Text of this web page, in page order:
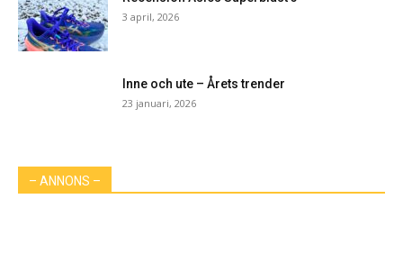
3 april, 2026
Inne och ute – Årets trender
23 januari, 2026
– ANNONS –